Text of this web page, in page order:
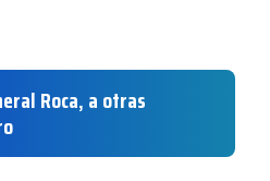
Roca, a otras